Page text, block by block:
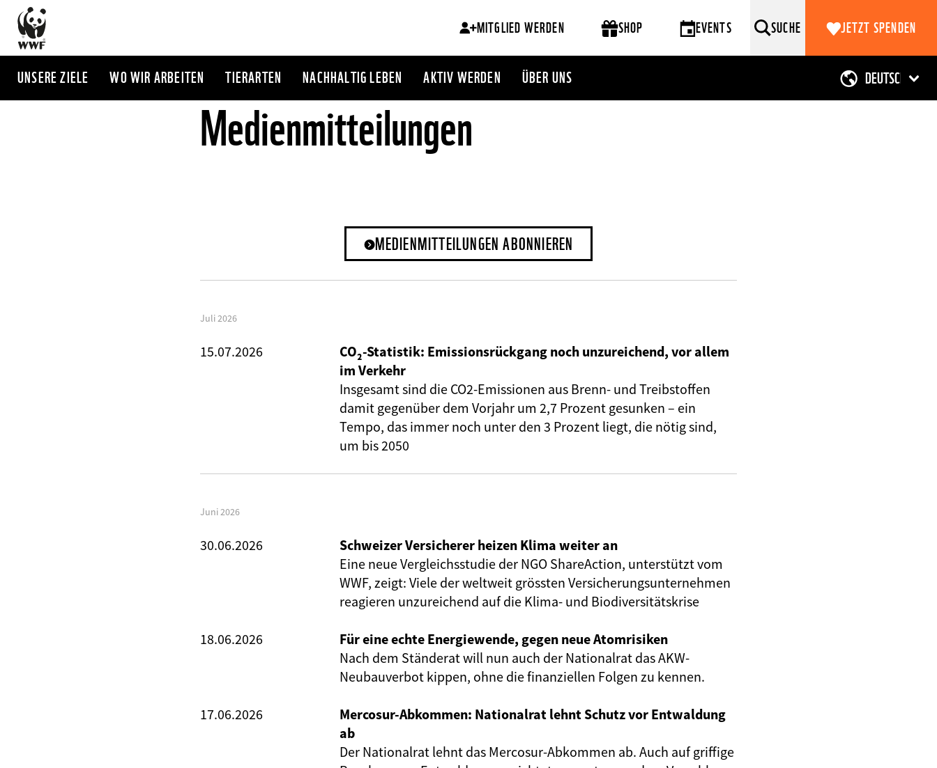
Direkt
zum
Inhalt
MITGLIED WERDEN SHOP EVENTS SUCHE JETZT SPENDEN
UNSERE ZIELE WO WIR ARBEITEN TIERARTEN NACHHALTIG LEBEN AKTIV WERDEN ÜBER UNS
Medienmitteilungen
MEDIENMITTEILUNGEN ABONNIEREN
Juli 2026
15.07.2026
CO₂-Statistik: Emissionsrückgang noch unzureichend, vor allem
im Verkehr
Insgesamt sind die CO2-Emissionen aus Brenn- und Treibstoffen
damit gegenüber dem Vorjahr um 2,7 Prozent gesunken – ein
Tempo, das immer noch unter den 3 Prozent liegt, die nötig sind,
um bis 2050
Juni 2026
30.06.2026
Schweizer Versicherer heizen Klima weiter an
Eine neue Vergleichsstudie der NGO ShareAction, unterstützt vom
WWF, zeigt: Viele der weltweit grössten Versicherungsunternehmen
reagieren unzureichend auf die Klima- und Biodiversitätskrise
18.06.2026
Für eine echte Energiewende, gegen neue Atomrisiken
Nach dem Ständerat will nun auch der Nationalrat das AKW-
Neubauverbot kippen, ohne die finanziellen Folgen zu kennen.
17.06.2026
Mercosur-Abkommen: Nationalrat lehnt Schutz vor Entwaldung
ab
Der Nationalrat lehnt das Mercosur-Abkommen ab. Auch auf griffige